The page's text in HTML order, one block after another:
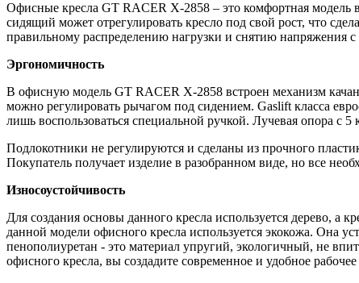
Офисные кресла GT RACER X-2858 – это комфортная модель
сидящий может отрегулировать кресло под свой рост, что
правильному распределению нагрузки и снятию напряжения
Эргономичность
В офисную модель GT RACER X-2858 встроен механизм
можно регулировать рычагом под сидением. Gaslift класса
лишь воспользоваться специальной ручкой. Лучевая опора с
Подлокотники не регулируются и сделаны из прочного
Покупатель получает изделие в разобранном виде, но все
Износоустойчивость
Для создания основы данного кресла используется дерево,
данной модели офисного кресла используется экокожа. Она
пенополиуретан - это материал упругий, экологичный, не
офисного кресла, вы создадите современное и удобное рабочее